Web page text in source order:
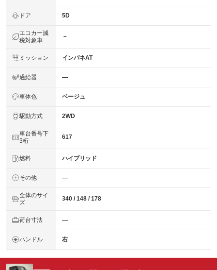
ドア 5D
エコカー減
税対象車
－
ミッション インパネAT
過給器 ―
車体色 ベージュ
駆動方式 2WD
車台番号下
3桁
617
燃料 ハイブリッド
その他 ―
全体のサイ
ズ
340 / 148 / 178
荷台寸法 ―
ハンドル 右